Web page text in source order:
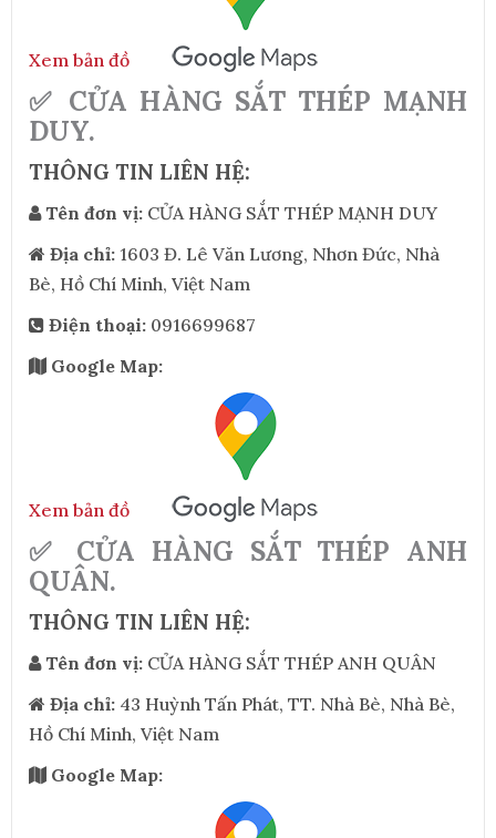
Xem bản đồ
✅ CỬA HÀNG SẮT THÉP MẠNH
DUY.
THÔNG TIN LIÊN HỆ:
Tên đơn vị: CỬA HÀNG SẮT THÉP MẠNH DUY
Địa chỉ: 1603 Đ. Lê Văn Lương, Nhơn Đức, Nhà
Bè, Hồ Chí Minh, Việt Nam
Điện thoại: 0916699687
Google Map:
Xem bản đồ
✅ CỬA HÀNG SẮT THÉP ANH
QUÂN.
THÔNG TIN LIÊN HỆ:
Tên đơn vị: CỬA HÀNG SẮT THÉP ANH QUÂN
Địa chỉ: 43 Huỳnh Tấn Phát, TT. Nhà Bè, Nhà Bè,
Hồ Chí Minh, Việt Nam
Google Map: